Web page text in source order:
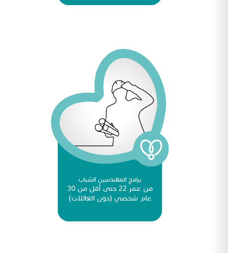
برامج المهندسين الشباب
من عمر 22 حتى أقل من 30
عام شخصي (دون العائلات)